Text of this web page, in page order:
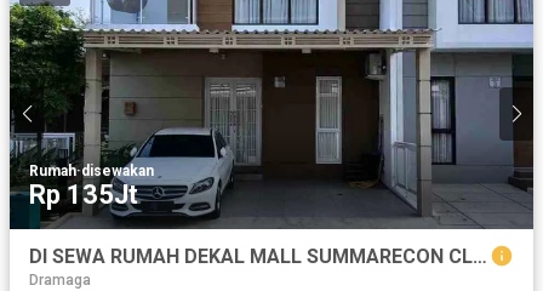
Rumah·disewakan
Rp 135Jt
DI SEWA RUMAH DEKAL MALL SUMMARECON CLUSTER OLIVE BEKASI
Dramaga